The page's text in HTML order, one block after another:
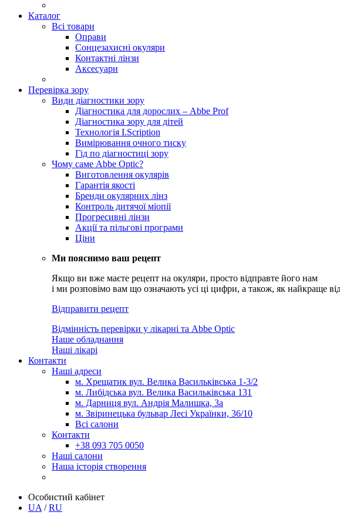
Каталог
Всі товари
Оправи
Сонцезахисні окуляри
Контактні лінзи
Аксесуари
Перевірка зору
Види діагностики зору
Діагностика для дорослих – Abbe Prof
Діагностика зору для дітей
Технологія I.Scription
Вимірювання очного тиску
Гід по діагностиці зору
Чому саме Abbe Optic?
Виготовлення окулярів
Гарантія якості
Бренди окулярних лінз
Контроль дитячої міопії
Прогресивні лінзи
Акції та пільгові програми
Ціни
Ми пояснимо ваш рецепт
Якщо ви вже маєте рецепт на окуляри, просто відправте його нам
і ми розповімо вам що означають усі ці цифри, а також, як найкраще
Відправити рецепт
Відмінність перевірки у лікарні та Abbe Optic
Наше обладнання
Наші лікарі
Контакти
Наші адреси
м. Хрещатик вул. Велика Васильківська 1-3/2
м. Либідська вул. Велика Васильківська 131
м. Дарниця вул. Андрія Малишка, 3а
м. Звіринецька бульвар Лесі Українки, 36/10
Всі салони
Контакти
+38 093 705 0050
Наші салони
Наша історія створення
Особистий кабінет
UA /RU